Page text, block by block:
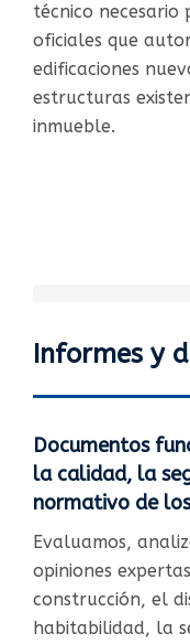
técnico necesario
oficiales que
edificaciones
estructuras
inmueble.
Informes y
Documentos
la calidad, la
normativo de
Evaluamos,
opiniones
construcción, el
habitabilidad, la